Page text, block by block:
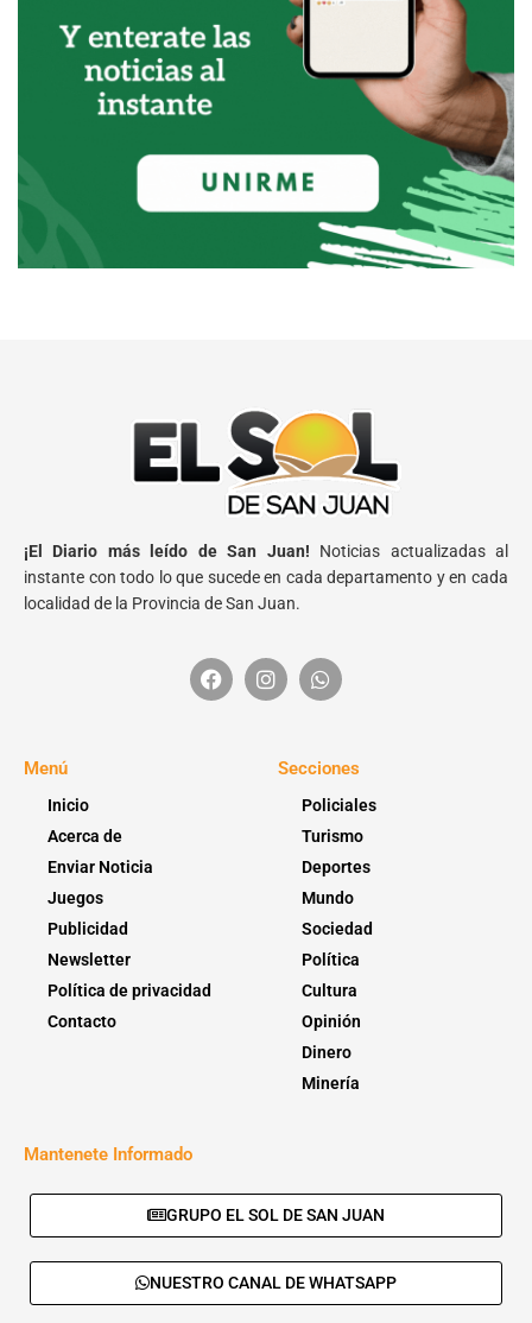
¡El Diario más leído de San Juan! Noticias actualizadas al
instante con todo lo que sucede en cada departamento y en cada
localidad de la Provincia de San Juan.
Menú
Inicio
Acerca de
Enviar Noticia
Juegos
Publicidad
Newsletter
Política de privacidad
Contacto
Secciones
Policiales
Turismo
Deportes
Mundo
Sociedad
Política
Cultura
Opinión
Dinero
Minería
Mantenete Informado
GRUPO EL SOL DE SAN JUAN
NUESTRO CANAL DE WHATSAPP